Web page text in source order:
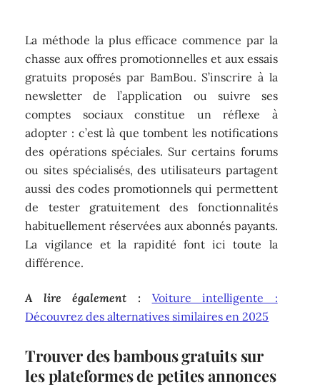
La méthode la plus efficace commence par la
chasse aux offres promotionnelles et aux essais
gratuits proposés par BamBou. S’inscrire à la
newsletter de l’application ou suivre ses
comptes sociaux constitue un réflexe à
adopter : c’est là que tombent les notifications
des opérations spéciales. Sur certains forums
ou sites spécialisés, des utilisateurs partagent
aussi des codes promotionnels qui permettent
de tester gratuitement des fonctionnalités
habituellement réservées aux abonnés payants.
La vigilance et la rapidité font ici toute la
différence.
A lire également :
Voiture intelligente :
Découvrez des alternatives similaires en 2025
Trouver des bambous gratuits sur
les plateformes de petites annonces